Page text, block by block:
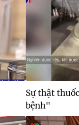
Sự thật
bệnh"